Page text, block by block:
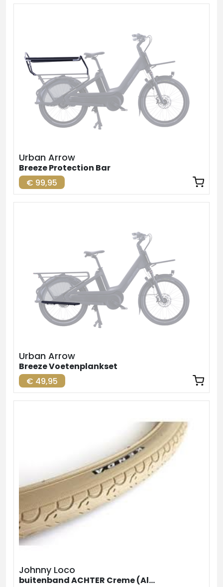
Urban Arrow
Breeze Protection Bar
€ 99,95
Urban Arrow
Breeze Voetenplankset
€ 49,95
Johnny Loco
buitenband ACHTER Creme (Alternatief 1